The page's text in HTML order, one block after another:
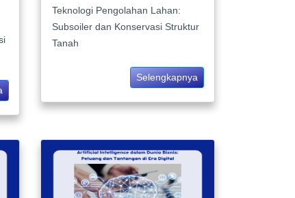
Teknologi Pengolahan Lahan:
Subsoiler dan Konservasi Struktur
Tanah
Selengkapnya